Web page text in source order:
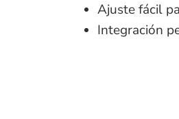
Ajuste fácil
Integración